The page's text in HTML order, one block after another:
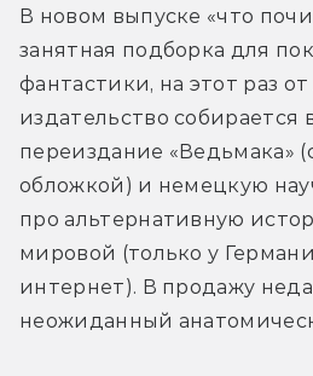
В новом выпуске «что
занятная подборка для
фантастики, на этот раз
издательство собирается
переиздание «Ведьмака»
обложкой) и немецкую
про альтернативную
мировой (только у
интернет). В продажу
неожиданный